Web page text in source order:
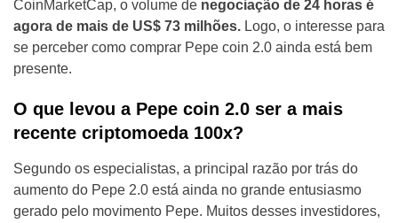
CoinMarketCap, o volume de negociação de 24 horas é
agora de mais de US$ 73 milhões. Logo, o interesse para
se perceber como comprar Pepe coin 2.0 ainda está bem
presente.
O que levou a Pepe coin 2.0 ser a mais
recente criptomoeda 100x?
Segundo os especialistas, a principal razão por trás do
aumento do Pepe 2.0 está ainda no grande entusiasmo
gerado pelo movimento Pepe. Muitos desses investidores,